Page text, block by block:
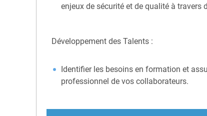
enjeux de sécurité et de qualité à travers
Développement des Talents :
Identifier les besoins en formation et
professionnel de vos collaborateurs.